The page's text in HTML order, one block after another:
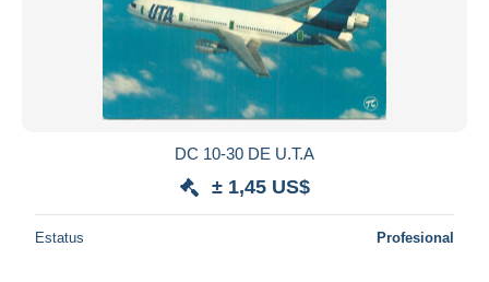
DC 10-30 DE U.T.A
± 1,45 US$
Estatus Profesional